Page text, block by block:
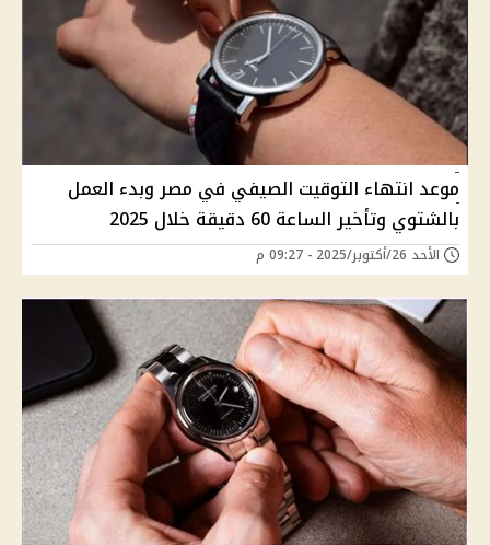
موعد انتهاء التوقيت الصيفي في مصر وبدء العمل
بالشتوي وتأخير الساعة 60 دقيقة خلال 2025
الأحد 26/أكتوبر/2025 - 09:27 م